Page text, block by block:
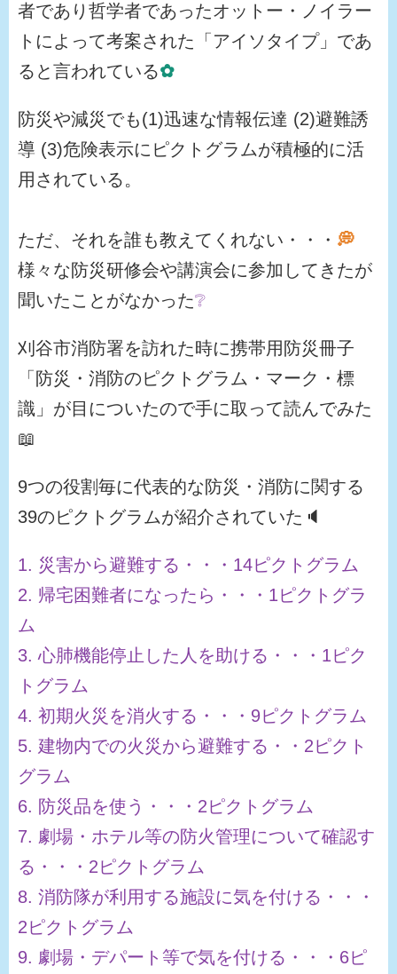
者であり哲学者であったオットー・ノイラー
トによって考案された「アイソタイプ」であ
ると言われている✿
防災や減災でも(1)迅速な情報伝達 (2)避難誘
導 (3)危険表示にピクトグラムが積極的に活
用されている。
ただ、それを誰も教えてくれない・・・ 💭
様々な防災研修会や講演会に参加してきたが
聞いたことがなかった❔
刈谷市消防署を訪れた時に携帯用防災冊子
「防災・消防のピクトグラム・マーク・標
識」が目についたので手に取って読んでみた
📖
9つの役割毎に代表的な防災・消防に関する
39のピクトグラムが紹介されていた🔈
1. 災害から避難する・・・14ピクトグラム
2. 帰宅困難者になったら・・・1ピクトグラ
ム
3. 心肺機能停止した人を助ける・・・1ピク
トグラム
4. 初期火災を消火する・・・9ピクトグラム
5. 建物内での火災から避難する・・2ピクト
グラム
6. 防災品を使う・・・2ピクトグラム
7. 劇場・ホテル等の防火管理について確認す
る・・・2ピクトグラム
8. 消防隊が利用する施設に気を付ける・・・
2ピクトグラム
9. 劇場・デパート等で気を付ける・・・6ピ